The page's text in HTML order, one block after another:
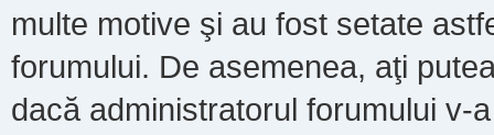
multe motive şi au fost setate
forumului. De asemenea, aţi
dacă administratorul forumului v-